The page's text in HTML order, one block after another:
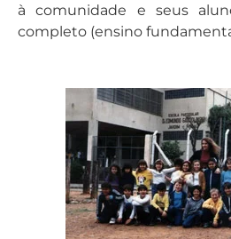
à comunidade e seus
completo (ensino